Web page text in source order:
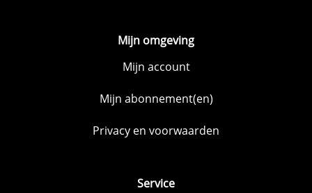
Mijn omgeving
Mijn account
Mijn abonnement(en)
Privacy en voorwaarden
Service